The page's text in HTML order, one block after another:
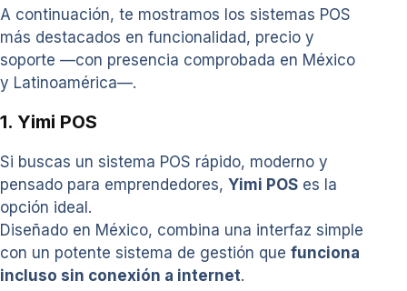
A continuación, te mostramos los sistemas POS
más destacados en funcionalidad, precio y
soporte —con presencia comprobada en México
y Latinoamérica—.
1. Yimi POS
Si buscas un sistema POS rápido, moderno y
pensado para emprendedores, Yimi POS es la
opción ideal.
Diseñado en México, combina una interfaz simple
con un potente sistema de gestión que funciona
incluso sin conexión a internet.